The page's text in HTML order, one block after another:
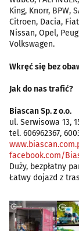
King, Knorr, BPW,
Citroen, Dacia,
Nissan, Opel,
Volkswagen.
Wkręć się bez
Jak do nas trafić?
Biascan Sp. z o.o.
ul. Serwisowa 13,
tel. 606962367,
facebook.com/
Duży, bezpłatny
Łatwy dojazd z